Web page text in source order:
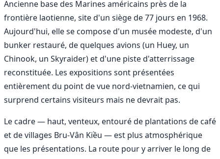
Ancienne base des Marines américains près de la
frontière laotienne, site d'un siège de 77 jours en 1968.
Aujourd'hui, elle se compose d'un musée modeste, d'un
bunker restauré, de quelques avions (un Huey, un
Chinook, un Skyraider) et d'une piste d'atterrissage
reconstituée. Les expositions sont présentées
entièrement du point de vue nord-vietnamien, ce qui
surprend certains visiteurs mais ne devrait pas.
Le cadre — haut, venteux, entouré de plantations de café
et de villages Bru-Vân Kiều — est plus atmosphérique
que les présentations. La route pour y arriver le long de